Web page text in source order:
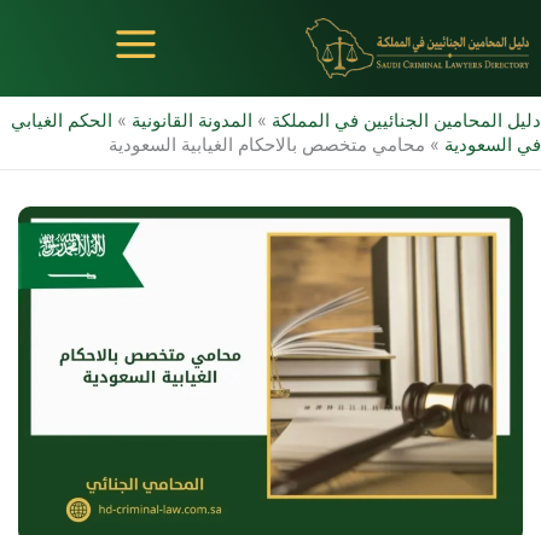
إلى
المحتوى
دليل المحامين الجنائيين في المملكة » المدونة القانونية » الحكم الغيابي
في السعودية » محامي متخصص بالاحكام الغيابية السعودية